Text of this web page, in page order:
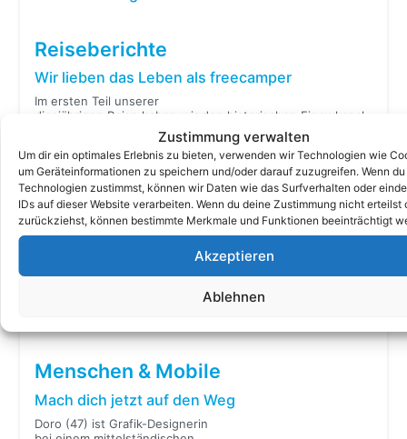
Zustimmung verwalten
Um dir ein optimales Erlebnis zu bieten, verwenden wir Technologien wie
um Geräteinformationen zu speichern und/oder darauf zuzugreifen. Wenn
Technologien zustimmst, können wir Daten wie das Surfverhalten oder
IDs auf dieser Website verarbeiten. Wenn du deine Zustimmung nicht erteilst
zurückziehst, können bestimmte Merkmale und Funktionen beeinträchtigt
Akzeptieren
Ablehnen
Reiseberichte
Wir lieben das Leben als freecamper
Im ersten Teil unserer
diesjährigen Reise haben wir den historischen Finowkanal
mit seinen noch handbetriebenen Schleusen komplett
[…]
Vier Höhepunkte in einer Tour
Drei Männer, drei Generationen.
Simon, Hans und Markus Frielinghaus machen erneut die
Gewässer unsicher. Wir haben uns den Finowkanal
vorgenommen und Schiffshebewerk, Oder und
Menschen & Mobile
Mach dich jetzt auf den Weg
Doro (47) ist Grafik-Designerin